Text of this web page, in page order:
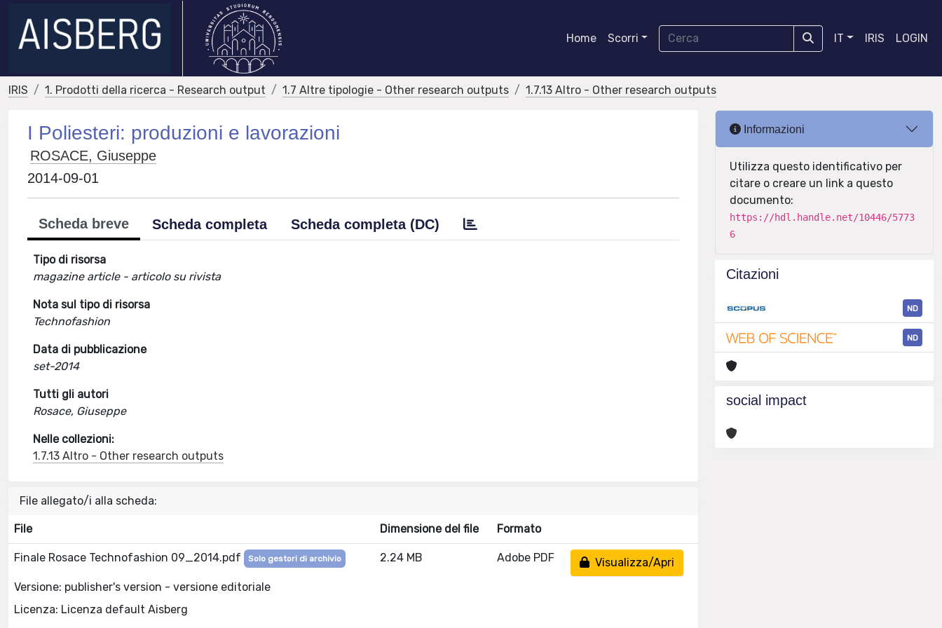
Home Scorri IT IRIS LOGIN
IRIS 1. Prodotti della ricerca - Research output 1.7 Altre tipologie - Other research outputs 1.7.13 Altro - Other research outputs
I Poliesteri: produzioni e lavorazioni
ROSACE, Giuseppe
2014-09-01
Scheda breve Scheda completa Scheda completa (DC)
Tipo di risorsa
magazine article - articolo su rivista
Nota sul tipo di risorsa
Technofashion
Data di pubblicazione
set-2014
Tutti gli autori
Rosace, Giuseppe
Nelle collezioni:
1.7.13 Altro - Other research outputs
File allegato/i alla scheda:
File Dimensione del file Formato
Finale Rosace Technofashion 09_2014.pdf Solo gestori di archivio
Versione: publisher's version - versione editoriale
Licenza: Licenza default Aisberg
2.24 MB Adobe PDF Visualizza/Apri
Informazioni
Utilizza questo identificativo per
citare o creare un link a questo
documento:
https://hdl.handle.net/10446/5773
6
Citazioni
ND
ND
social impact